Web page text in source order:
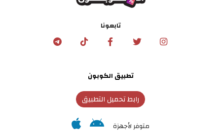
تابعونا
تطبيق الكوبون
رابط تحميل التطبيق
متوفر لأجهزة